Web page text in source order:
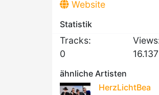
Website
Statistik
Tracks:
0
16.137
ähnliche Artisten
HerzLichtBea